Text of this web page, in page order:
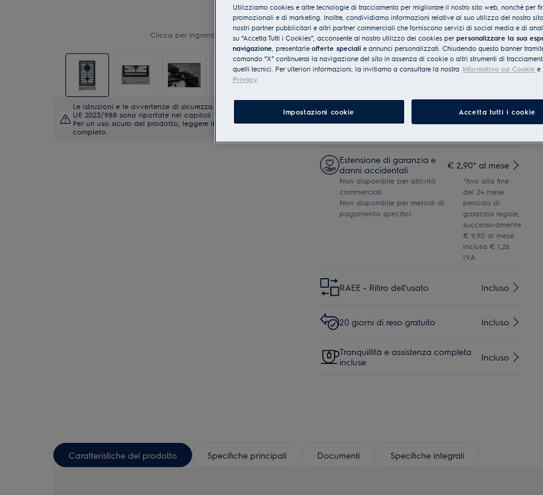
Clicca per ingrandire
+4
Le istruzioni e le avvertenze di sicurezza ai sensi del regolamento
UE 2023/988 sono riportate nei capitoli 1 e 2 del manuale d'uso.
Per un uso sicuro del prodotto, leggere il manuale d'uso
completo.
Consegna al piano
(consegna in 5-7 giorni
lavorativi)
€ 50 Incluso
Consegna al piano terra (in
circa 3-6 giorni lavorativi)
€ 10 Incluso
certificazione gas
Protezione + TRE (+ 3 anni di
Estensione di garanzia e
danni accidentali
€ 2,90* al mese
Non disponibile per attività
commerciali
Non disponibile per metodi di
pagamento specifici
*fino alla fine
del 24 mese
periodo di
garanzia legale,
successivamente
€ 9,90 al mese
inclusa € 1,26
IVA
RAEE - Ritiro dell'usato Incluso
20 giorni di reso gratuito Incluso
Tranquillità e assistenza completa
incluse
Incluso
Caratteristiche del prodotto Specifiche principali Documenti Specifiche integrali
Utilizziamo cookies e altre tecnologie di tracciamento per migliorare il nostro sito web, nonchè per
promozionali e di marketing. Inoltre, condividiamo informazioni relative al suo utilizzo del nostro
nostri partner pubblicitari e altri partner commerciali che forniscono servizi di social media e di
su “Accetta Tutti i Cookies”, acconsente al nostro utilizzo dei cookies per personalizzare la sua
navigazione, presentarle offerte speciali e annunci personalizzati. Chiudendo questo banner
comando “X” continuerai la navigazione del sito in assenza di cookie o altri strumenti di
quelli tecnici. Per ulteriori informazioni, la invitiamo a consultare la nostra Informativa sui Cookie e
Privacy.
Impostazioni cookie Accetta tutti i cookie